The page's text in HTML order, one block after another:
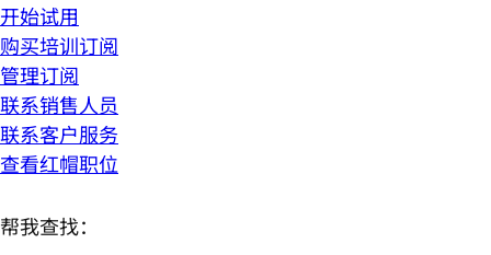
开始试用
购买培训订阅
管理订阅
联系销售人员
联系客户服务
查看红帽职位
帮我查找：